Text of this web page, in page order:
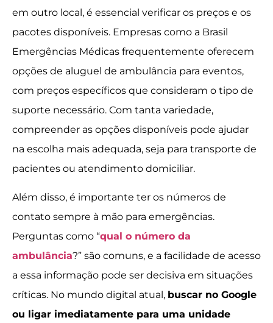
em outro local, é essencial verificar os preços e os
pacotes disponíveis. Empresas como a Brasil
Emergências Médicas frequentemente oferecem
opções de aluguel de ambulância para eventos,
com preços específicos que consideram o tipo de
suporte necessário. Com tanta variedade,
compreender as opções disponíveis pode ajudar
na escolha mais adequada, seja para transporte de
pacientes ou atendimento domiciliar.
Além disso, é importante ter os números de
contato sempre à mão para emergências.
Perguntas como “qual o número da
ambulância?” são comuns, e a facilidade de acesso
a essa informação pode ser decisiva em situações
críticas. No mundo digital atual, buscar no Google
ou ligar imediatamente para uma unidade